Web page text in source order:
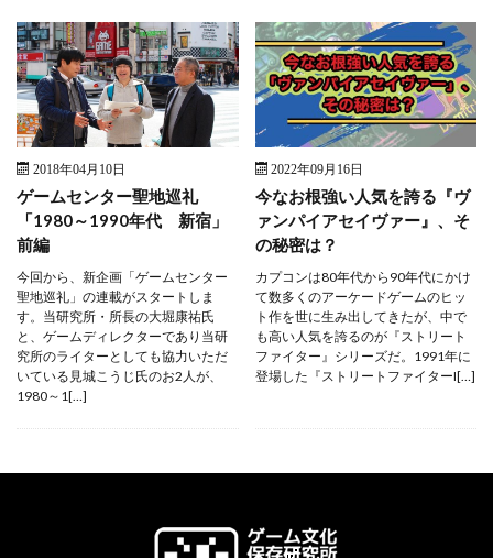
2018年04月10日
ゲームセンター聖地巡礼
「1980～1990年代 新宿」
前編
今回から、新企画「ゲームセンター
聖地巡礼」の連載がスタートしま
す。当研究所・所長の大堀康祐氏
と、ゲームディレクターであり当研
究所のライターとしても協力いただ
いている見城こうじ氏のお2人が、
1980～1[…]
2022年09月16日
今なお根強い人気を誇る『ヴ
ァンパイアセイヴァー』、そ
の秘密は？
カプコンは80年代から90年代にかけ
て数多くのアーケードゲームのヒッ
ト作を世に生み出してきたが、中で
も高い人気を誇るのが『ストリート
ファイター』シリーズだ。1991年に
登場した『ストリートファイターI[…]